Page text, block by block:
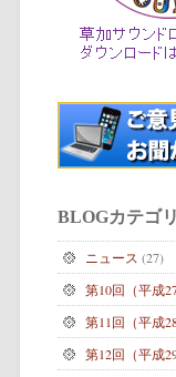
BLOGカテゴ
ニュース (27)
第10回（平成27
第11回（平成28
第12回（平成29